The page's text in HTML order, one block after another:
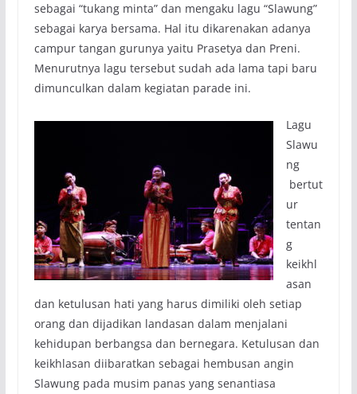
sebagai “tukang minta” dan mengaku lagu “Slawung”
sebagai karya bersama. Hal itu dikarenakan adanya
campur tangan gurunya yaitu Prasetya dan Preni.
Menurutnya lagu tersebut sudah ada lama tapi baru
dimunculkan dalam kegiatan parade ini.
Lagu
Slawu
ng
bertut
ur
tentan
g
keikhl
asan
dan ketulusan hati yang harus dimiliki oleh setiap
orang dan dijadikan landasan dalam menjalani
kehidupan berbangsa dan bernegara. Ketulusan dan
keikhlasan diibaratkan sebagai hembusan angin
Slawung pada musim panas yang senantiasa